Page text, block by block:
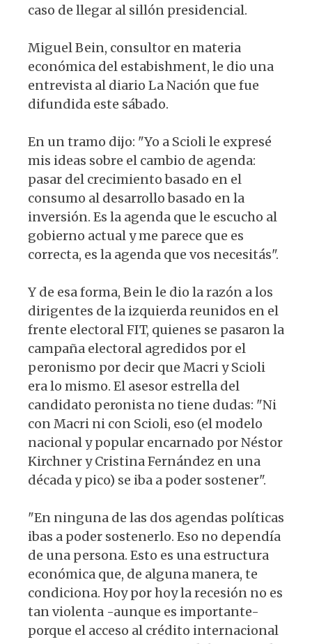
caso de llegar al sillón presidencial.
Miguel Bein, consultor en materia
económica del estabishment, le dio una
entrevista al diario La Nación que fue
difundida este sábado.
En un tramo dijo: "Yo a Scioli le expresé
mis ideas sobre el cambio de agenda:
pasar del crecimiento basado en el
consumo al desarrollo basado en la
inversión. Es la agenda que le escucho al
gobierno actual y me parece que es
correcta, es la agenda que vos necesitás".
Y de esa forma, Bein le dio la razón a los
dirigentes de la izquierda reunidos en el
frente electoral FIT, quienes se pasaron la
campaña electoral agredidos por el
peronismo por decir que Macri y Scioli
era lo mismo. El asesor estrella del
candidato peronista no tiene dudas: "Ni
con Macri ni con Scioli, eso (el modelo
nacional y popular encarnado por Néstor
Kirchner y Cristina Fernández en una
década y pico) se iba a poder sostener".
"En ninguna de las dos agendas políticas
ibas a poder sostenerlo. Eso no dependía
de una persona. Esto es una estructura
económica que, de alguna manera, te
condiciona. Hoy por hoy la recesión no es
tan violenta -aunque es importante-
porque el acceso al crédito internacional